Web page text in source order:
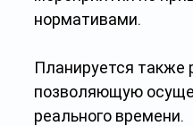
нормативами.
Планируется также
позволяющую
реального времени.